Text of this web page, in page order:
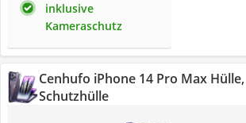
inklusive
Kameraschutz
Cenhufo iPhone 14 Pro Max
Schutzhülle